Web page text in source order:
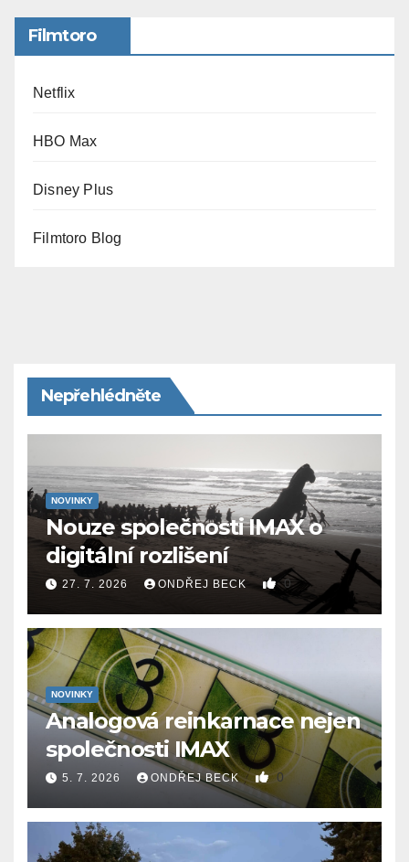
Filmtoro
Netflix
HBO Max
Disney Plus
Filmtoro Blog
Nepřehlédněte
NOVINKY
Nouze společnosti IMAX o
digitální rozlišení
27. 7. 2026 ONDŘEJ BECK 0
NOVINKY
Analogová reinkarnace nejen
společnosti IMAX
5. 7. 2026 ONDŘEJ BECK 0